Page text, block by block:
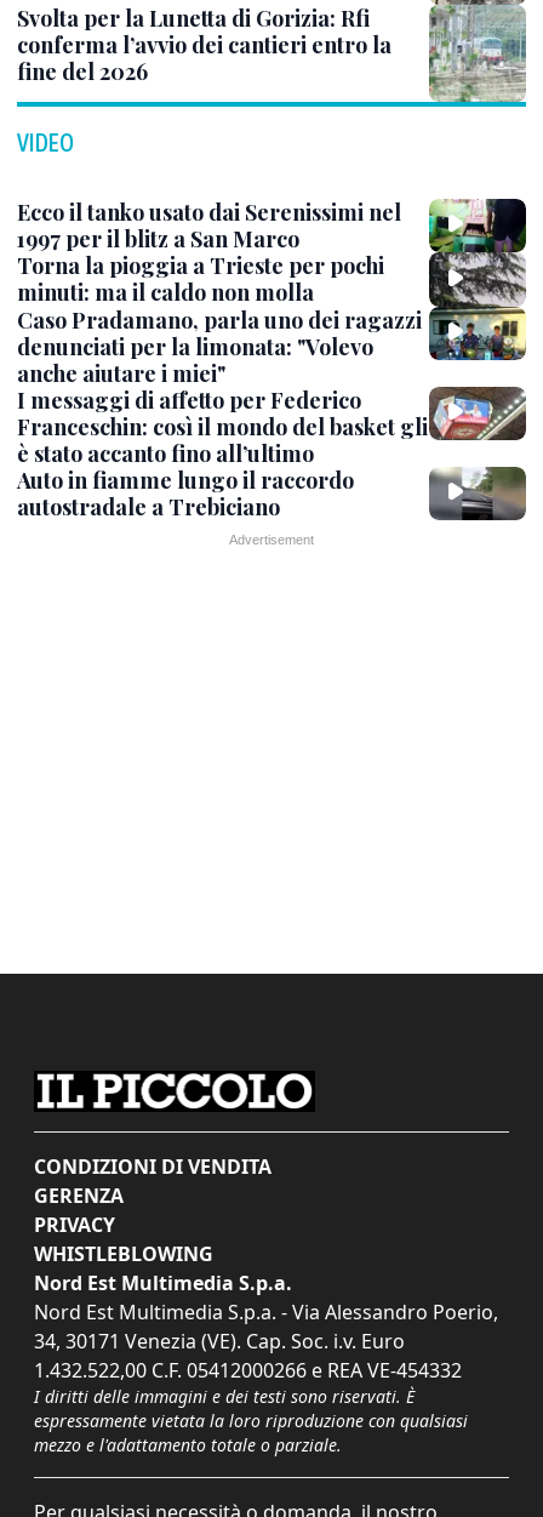
Svolta per la Lunetta di Gorizia: Rfi
conferma l’avvio dei cantieri entro la
fine del 2026
VIDEO
Ecco il tanko usato dai Serenissimi nel
1997 per il blitz a San Marco
Torna la pioggia a Trieste per pochi
minuti: ma il caldo non molla
Caso Pradamano, parla uno dei ragazzi
denunciati per la limonata: "Volevo
anche aiutare i miei"
I messaggi di affetto per Federico
Franceschin: così il mondo del basket gli
è stato accanto fino all’ultimo
Auto in fiamme lungo il raccordo
autostradale a Trebiciano
CONDIZIONI DI VENDITA
GERENZA
PRIVACY
WHISTLEBLOWING
Nord Est Multimedia S.p.a.
Nord Est Multimedia S.p.a. - Via Alessandro Poerio,
34, 30171 Venezia (VE). Cap. Soc. i.v. Euro
1.432.522,00 C.F. 05412000266 e REA VE-454332
I diritti delle immagini e dei testi sono riservati. È
espressamente vietata la loro riproduzione con qualsiasi
mezzo e l'adattamento totale o parziale.